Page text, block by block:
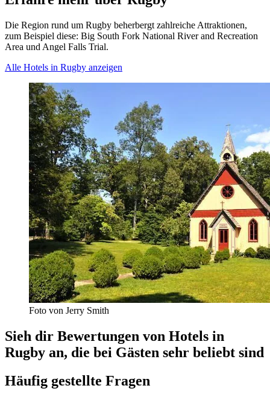
Die Region rund um Rugby beherbergt zahlreiche Attraktionen,
zum Beispiel diese: Big South Fork National River and Recreation
Area und Angel Falls Trial.
Alle Hotels in Rugby anzeigen
Foto von Jerry Smith
Sieh dir Bewertungen von Hotels in
Rugby an, die bei Gästen sehr beliebt sind
Häufig gestellte Fragen